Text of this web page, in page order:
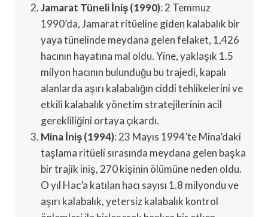
Jamarat Tüneli İniş (1990): 2 Temmuz
1990’da, Jamarat ritüeline giden kalabalık bir
yaya tünelinde meydana gelen felaket, 1,426
hacının hayatına mal oldu. Yine, yaklaşık 1.5
milyon hacının bulunduğu bu trajedi, kapalı
alanlarda aşırı kalabalığın ciddi tehlikelerini ve
etkili kalabalık yönetim stratejilerinin acil
gerekliliğini ortaya çıkardı.
Mina İniş (1994): 23 Mayıs 1994’te Mina’daki
taşlama ritüeli sırasında meydana gelen başka
bir trajik iniş, 270 kişinin ölümüne neden oldu.
O yıl Hac’a katılan hacı sayısı 1.8 milyondu ve
aşırı kalabalık, yetersiz kalabalık kontrol